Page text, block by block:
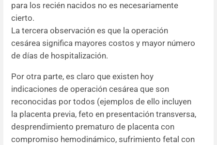
para los recién nacidos no es necesariamente
cierto.
La tercera observación es que la operación
cesárea significa mayores costos y mayor número
de días de hospitalización.
Por otra parte, es claro que existen hoy
indicaciones de operación cesárea que son
reconocidas por todos (ejemplos de ello incluyen
la placenta previa, feto en presentación transversa,
desprendimiento prematuro de placenta con
compromiso hemodinámico, sufrimiento fetal con